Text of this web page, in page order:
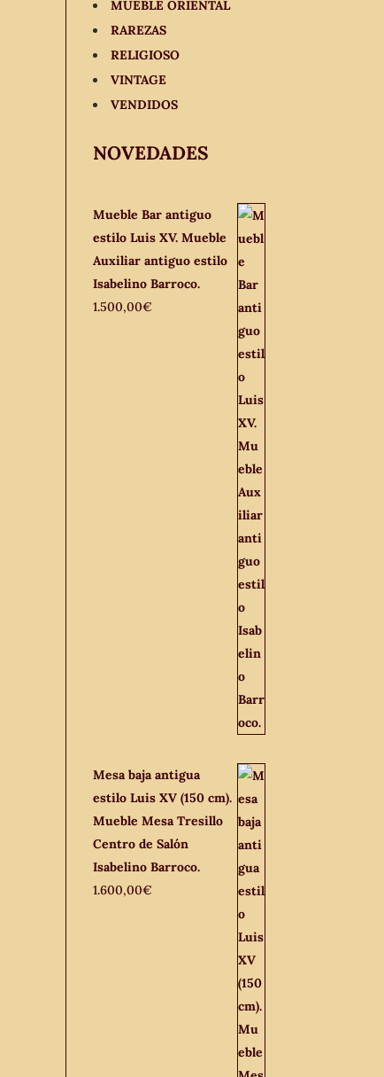
MUEBLE ORIENTAL
RAREZAS
RELIGIOSO
VINTAGE
VENDIDOS
NOVEDADES
Mueble Bar antiguo
estilo Luis XV. Mueble
Auxiliar antiguo estilo
Isabelino Barroco.
1.500,00€
Mesa baja antigua
estilo Luis XV (150 cm).
Mueble Mesa Tresillo
Centro de Salón
Isabelino Barroco.
1.600,00€